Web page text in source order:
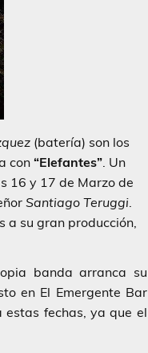
(batería) son los
con “Elefantes”. Un
16 y 17 de Marzo de
Santiago Teruggi.
a su gran producción,
banda arranca su
en El Emergente Bar
fechas, ya que el